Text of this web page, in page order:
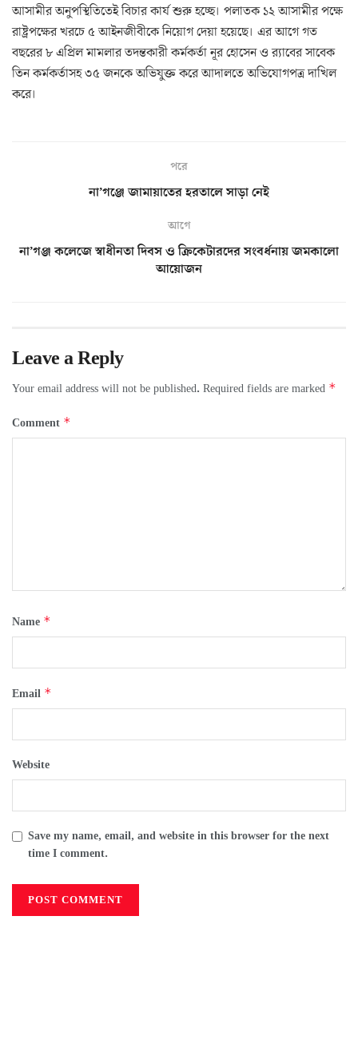
আসামীর অনুপস্থিতিতেই বিচার কার্য শুরু হচ্ছে। পলাতক ১২ আসামীর পক্ষে
রাষ্ট্রপক্ষের খরচে ৫ আইনজীবীকে নিয়োগ দেয়া হয়েছে। এর আগে গত
বছরের ৮ এপ্রিল মামলার তদন্তকারী কর্মকর্তা নূর হোসেন ও র‌্যাবের সাবেক
তিন কর্মকর্তাসহ ৩৫ জনকে অভিযুক্ত করে আদালতে অভিযোগপত্র দাখিল
করে।
পরে
না’গঞ্জে জামায়াতের হরতালে সাড়া নেই
আগে
না’গঞ্জ কলেজে স্বাধীনতা দিবস ও ক্রিকেটারদের সংবর্ধনায় জমকালো
আয়োজন
Leave a Reply
Your email address will not be published. Required fields are marked *
Comment *
Name *
Email *
Website
Save my name, email, and website in this browser for the next
time I comment.